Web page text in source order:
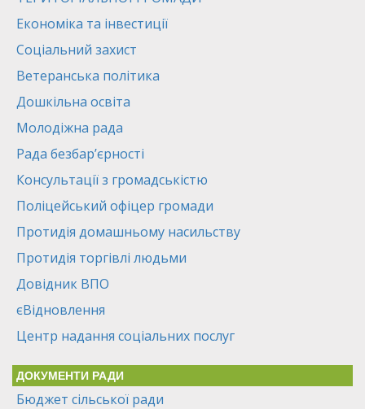
Економіка та інвестиції
Соціальний захист
Ветеранська політика
Дошкільна освіта
Молодіжна рада
Рада безбар’єрності
Консультації з громадськістю
Поліцейський офіцер громади
Протидія домашньому насильству
Протидія торгівлі людьми
Довідник ВПО
єВідновлення
Центр надання соціальних послуг
ДОКУМЕНТИ РАДИ
Бюджет сільської ради